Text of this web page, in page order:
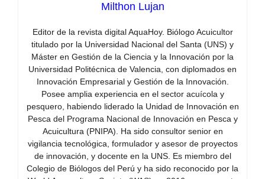
Milthon Lujan
Editor de la revista digital AquaHoy. Biólogo Acuicultor
titulado por la Universidad Nacional del Santa (UNS) y
Máster en Gestión de la Ciencia y la Innovación por la
Universidad Politécnica de Valencia, con diplomados en
Innovación Empresarial y Gestión de la Innovación.
Posee amplia experiencia en el sector acuícola y
pesquero, habiendo liderado la Unidad de Innovación en
Pesca del Programa Nacional de Innovación en Pesca y
Acuicultura (PNIPA). Ha sido consultor senior en
vigilancia tecnológica, formulador y asesor de proyectos
de innovación, y docente en la UNS. Es miembro del
Colegio de Biólogos del Perú y ha sido reconocido por la